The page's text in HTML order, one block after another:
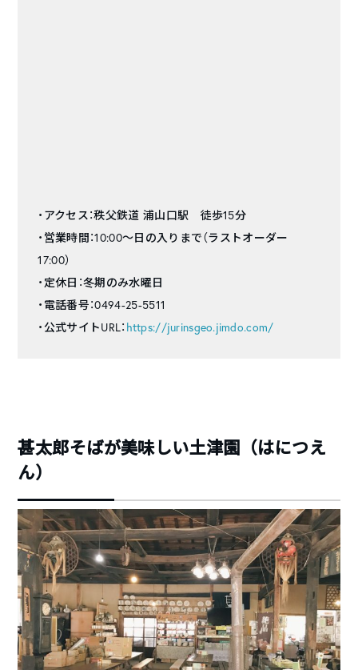
・アクセス：秩父鉄道 浦山口駅 徒歩15分
・営業時間：10:00〜日の入りまで（ラストオーダー
17:00）
・定休日：冬期のみ水曜日
・電話番号：0494-25-5511
・公式サイトURL： https://jurinsgeo.jimdo.com/
甚太郎そばが美味しい土津園（はにつえ
ん）